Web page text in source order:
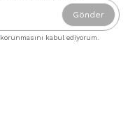
Gönder
korunmasını kabul ediyorum.